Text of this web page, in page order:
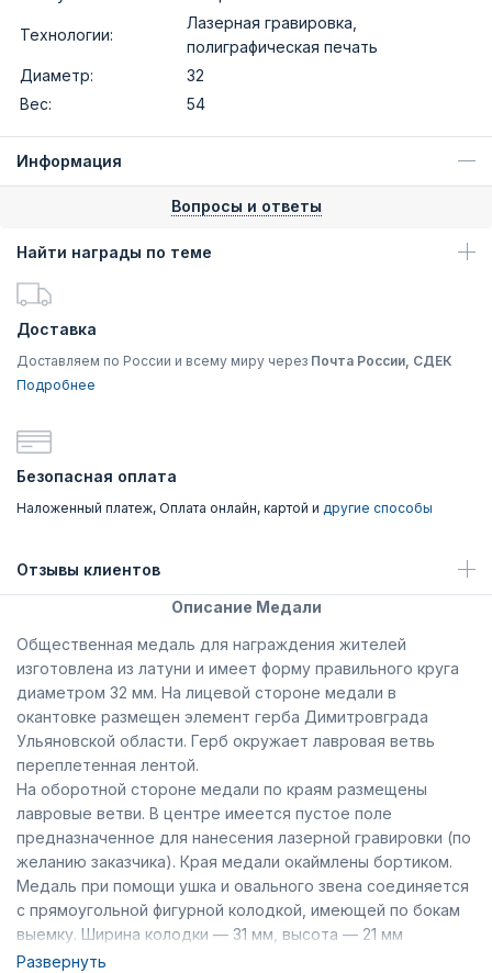
Технологии:
Лазерная гравировка,
полиграфическая печать
Диаметр:
32
Вес:
54
Информация
Вопросы и ответы
Найти награды по теме
Доставка
Доставляем по России и всему миру через Почта России, СДЕК
Подробнее
Безопасная оплата
Наложенный платеж, Оплата онлайн, картой и другие способы
Отзывы клиентов
Описание Медали
Общественная медаль для награждения жителей
изготовлена из латуни и имеет форму правильного круга
диаметром 32 мм. На лицевой стороне медали в
окантовке размещен элемент герба Димитровграда
Ульяновской области. Герб окружает лавровая ветвь
переплетенная лентой.
На оборотной стороне медали по краям размещены
лавровые ветви. В центре имеется пустое поле
предназначенное для нанесения лазерной гравировки (по
желанию заказчика). Края медали окаймлены бортиком.
Медаль при помощи ушка и овального звена соединяется
с прямоугольной фигурной колодкой, имеющей по бокам
выемку. Ширина колодки — 31 мм, высота — 21 мм
(включая нижний выступ). Вдоль основания колодки
Развернуть